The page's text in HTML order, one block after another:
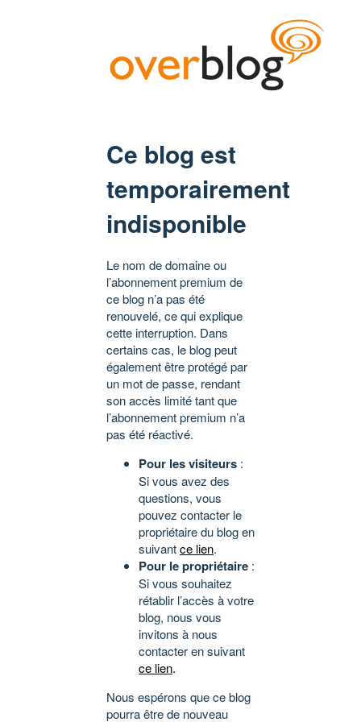
Ce blog est
temporairement
indisponible
Le nom de domaine ou
l’abonnement premium de
ce blog n’a pas été
renouvelé, ce qui explique
cette interruption. Dans
certains cas, le blog peut
également être protégé par
un mot de passe, rendant
son accès limité tant que
l’abonnement premium n’a
pas été réactivé.
Pour les visiteurs :
Si vous avez des
questions, vous
pouvez contacter le
propriétaire du blog en
suivantce lien.
Pour le propriétaire :
Si vous souhaitez
rétablir l’accès à votre
blog, nous vous
invitons à nous
contacter en suivant
ce lien.
Nous espérons que ce blog
pourra être de nouveau